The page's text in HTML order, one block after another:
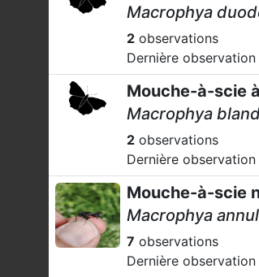
Macrophya
2 observations
Dernière observation
Mouche-à-scie
Macrophya
2 observations
Dernière observation
Mouche-à-scie
Macrophya
7 observations
Dernière observation